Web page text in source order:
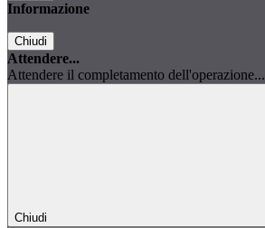
Informazione
Chiudi
Attendere...
Attendere il completamento dell'operazione...
Chiudi